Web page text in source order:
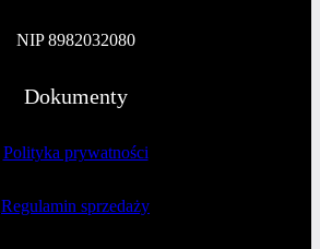
NIP 8982032080
Dokumenty
Polityka prywatności
Regulamin sprzedaży